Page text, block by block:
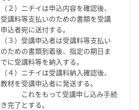
（２）ニチイは申込内容を確認後、
受講料等支払いのための書類を受講
申込者宛に送付する。
（３）受講申込者は受講料等支払い
のための書類到着後、指定の期日ま
でに受講料等を納入する。
（４）ニチイは受講料納入確認後、
教材を受講申込者に発送する。
これをもって受講申し込み手続
き完了とする。